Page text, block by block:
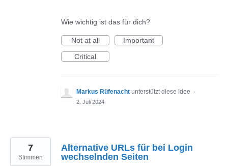
Wie wichtig ist das für dich?
Not at all
Important
Critical
Markus Rüfenacht unterstützt diese Idee ·
2. Juli 2024
Alternative URLs für bei Login
wechselnden Seiten
7
Stimmen